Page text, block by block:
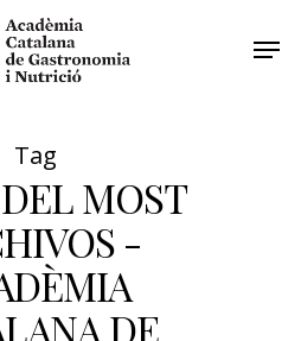
Tag
MOST
-
DE